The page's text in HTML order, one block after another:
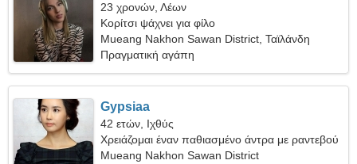
23 χρονών, Λέων
Κορίτσι ψάχνει για φίλο
Mueang Nakhon Sawan District, Ταϊλάνδη
Πραγματική αγάπη
Gypsiaa
42 ετών, Ιχθύς
Χρειάζομαι έναν παθιασμένο άντρα με ραντεβού
Mueang Nakhon Sawan District